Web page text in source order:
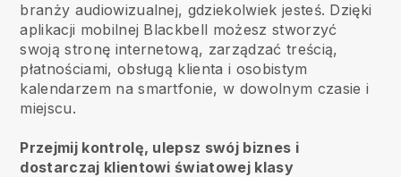
branży audiowizualnej, gdziekolwiek jesteś. Dzięki
aplikacji mobilnej Blackbell możesz stworzyć
swoją stronę internetową, zarządzać treścią,
płatnościami, obsługą klienta i osobistym
kalendarzem na smartfonie, w dowolnym czasie i
miejscu.
Przejmij kontrolę, ulepsz swój biznes i
dostarczaj klientowi światowej klasy